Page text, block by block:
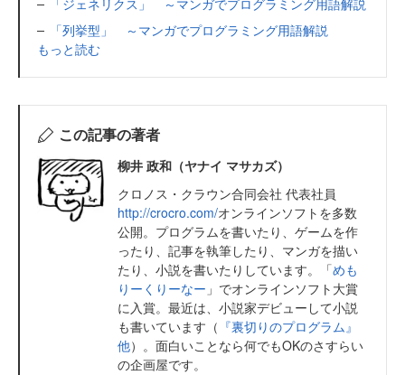
「ジェネリクス」 ～マンガでプログラミング用語解説
「列挙型」 ～マンガでプログラミング用語解説
もっと読む
この記事の著者
柳井 政和（ヤナイ マサカズ）
クロノス・クラウン合同会社 代表社員
http://crocro.com/オンラインソフトを多数
公開。プログラムを書いたり、ゲームを作
ったり、記事を執筆したり、マンガを描い
たり、小説を書いたりしています。「めも
りーくりーなー 」でオンラインソフト大賞
に入賞。最近は、小説家デビューして小説
も書いています（ 『裏切りのプログラム』
他）。面白いことなら何でもOKのさすらい
の企画屋です。